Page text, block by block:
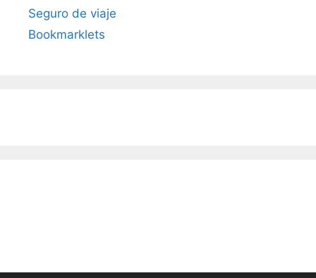
Seguro de viaje
Bookmarklets